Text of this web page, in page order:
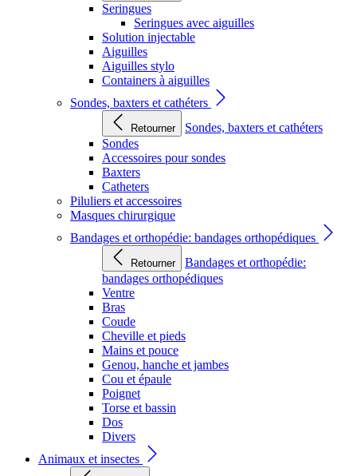
Seringues
Seringues avec aiguilles
Solution injectable
Aiguilles
Aiguilles stylo
Containers à aiguilles
Sondes, baxters et cathéters
Retourner
Sondes, baxters et cathéters
Sondes
Accessoires pour sondes
Baxters
Catheters
Piluliers et accessoires
Masques chirurgique
Bandages et orthopédie: bandages orthopédiques
Retourner
Bandages et orthopédie:
bandages orthopédiques
Ventre
Bras
Coude
Cheville et pieds
Mains et pouce
Genou, hanche et jambes
Cou et épaule
Poignet
Torse et bassin
Dos
Divers
Animaux et insectes